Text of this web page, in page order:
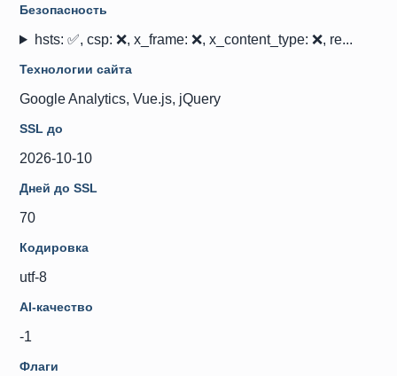
Безопасность
hsts: ✅, csp: ❌, x_frame: ❌, x_content_type: ❌, re...
Технологии сайта
Google Analytics, Vue.js, jQuery
SSL до
2026-10-10
Дней до SSL
70
Кодировка
utf-8
AI-качество
-1
Флаги